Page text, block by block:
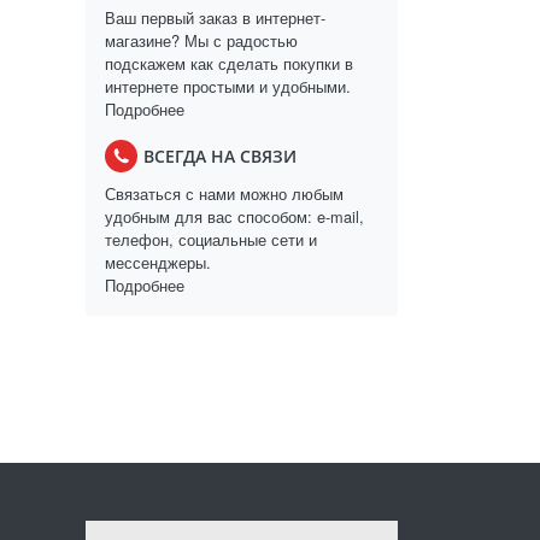
Ваш первый заказ в интернет-
магазине? Мы с радостью
подскажем как сделать покупки в
интернете простыми и удобными.
Подробнее
ВСЕГДА НА СВЯЗИ
Связаться с нами можно любым
удобным для вас способом: e-mail,
телефон, социальные сети и
мессенджеры.
Подробнее